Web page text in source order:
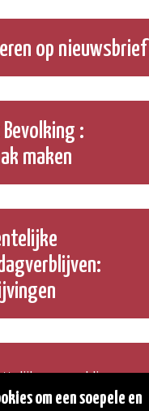
op nieuwsbrief
:
maken
vermeldingen
om een soepele en